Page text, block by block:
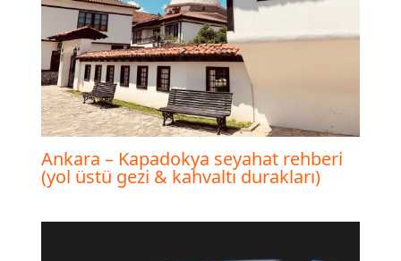
Ankara – Kapadokya seyahat rehberi
(yol üstü gezi & kahvaltı durakları)